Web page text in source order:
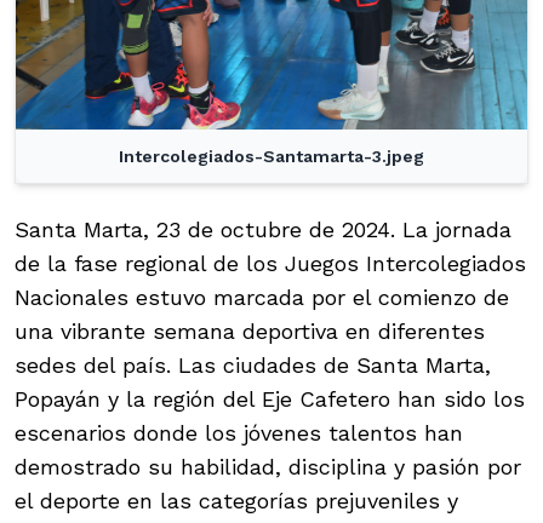
Intercolegiados-Santamarta-3.jpeg
Santa Marta, 23 de octubre de 2024. La jornada
de la fase regional de los Juegos Intercolegiados
Nacionales estuvo marcada por el comienzo de
una vibrante semana deportiva en diferentes
sedes del país. Las ciudades de Santa Marta,
Popayán y la región del Eje Cafetero han sido los
escenarios donde los jóvenes talentos han
demostrado su habilidad, disciplina y pasión por
el deporte en las categorías prejuveniles y